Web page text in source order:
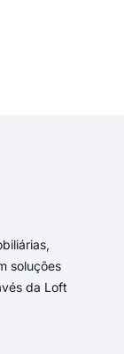
soluções
da Loft